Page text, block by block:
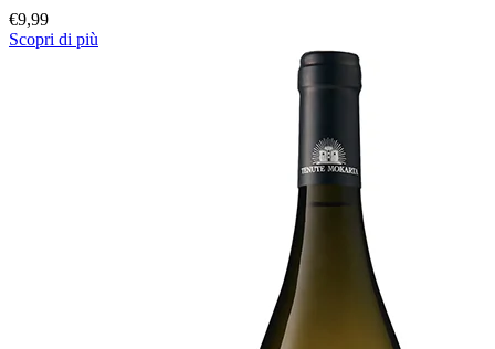
€9,99
Scopri di più